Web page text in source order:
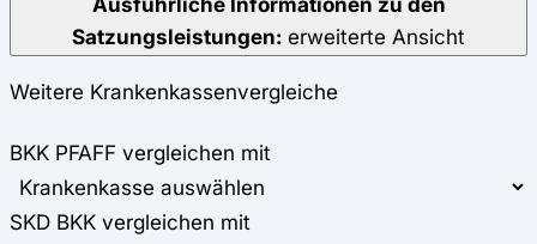
Satzungsleistungen: erweiterte Ansicht
Weitere Krankenkassenvergleiche
BKK PFAFF vergleichen mit
SKD BKK vergleichen mit